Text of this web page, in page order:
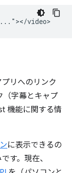
リへのリンク
（字幕とキャプ
機能に関する情
に表示できるの
す。現在、